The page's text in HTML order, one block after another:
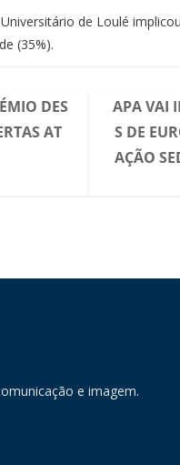
de Loulé
(35%).
DES
AT
APA VAI
S DE
AÇÃO
e imagem.